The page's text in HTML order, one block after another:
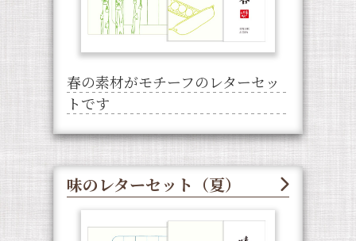
春の素材がモチーフのレターセッ
トです
味のレターセット（夏）